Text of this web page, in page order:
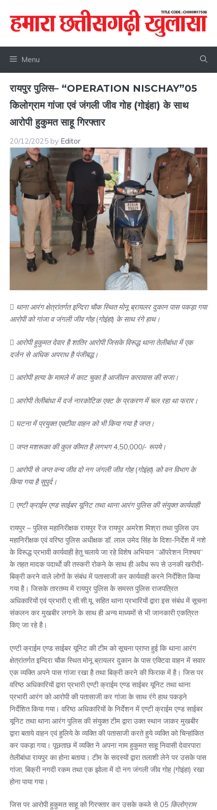
content
Menu
रायपुर पुलिस– “OPERATION NISCHAY”05
किलोग्राम गांजा एवं जंगली जीव गोह (गोइंहा) के साथ
आरोपी हुकुमत साहू गिरफ्तार
20/12/2025 by Editor
 थाना आरंग क्षेत्रांतर्गत इन्दिरा चौक स्थित मोनू ब्रायलर दुकान पास पकड़ा गया
आरोपी को गांजा व जंगली जीव गोह (गोइंहा) के साथ रंगे हाथ।
 आरोपी हुकुमत देवार है शातिर आरोपी जिसके विरूद्ध थाना तेलीबांधा में एक
दर्जन से अधिक अपराध है पंजीबद्ध।
 आरोपी हत्या के मामले में काट चुका है आजीवन कारावास की सजा।
 आरोपी तेलीबांधा में दर्ज नारकोटिक एक्ट के प्रकरण में चल रहा था फरार।
 घटना में प्रयुक्त एक्टीवा वाहन को भी किया गया है जप्त।
 जप्त मशरूका की कुल कीमत है लगभग 4,50,000/- रूपये।
 आरोपी से जप्त वन्य जीव दो नग जंगली जीव गोह (गोइंहा) को वन विभाग के
किया गया है सुपुर्द।
 एण्टी क्राईम एण्ड साईबर यूनिट तथा थाना आरंग पुलिस की संयुक्त कार्यवाही
रायपुर – पुलिस महानिरीक्षक रायपुर रेंज रायपुर अमरेश मिश्रा तथा पुलिस उप
महानिरीक्षक एवं वरिष्ठ पुलिस अधीक्षक डॉ. लाल उमेद सिंह के दिशा-निर्देश में नशे
के विरूद्ध प्रभावी कार्यवाही हेतु चलाये जा रहे विशेष अभियान ‘‘ऑपरेशन निश्चय‘‘
के तहत मादक पदार्थाे की तस्करी रोकने के साथ ही अवैध रूप से उनकी खरीदी-
बिक्री करने वाले लोगों के संबंध में पतासाजी कर कार्यवाही करने निर्देशित किया
गया है। जिसके तारतम्य में रायपुर पुलिस के समस्त पुलिस राजपत्रित
अधिकारियों एवं प्रभारी ए.सी.सी.यू. सहित थाना प्रभारियों द्वारा इस संबंध में सूचना
संकलन कर मुखबीर लगाने के साथ ही अन्य माध्यमों से भी जानकारी एकत्रित
किए जा रहे है।
एण्टी क्राईम एण्ड साईबर यूनिट की टीम को सूचना प्राप्त हुई कि थाना आरंग
क्षेत्रांतर्गत इन्दिरा चौक स्थित मोनू ब्रायलर दुकान के पास एक्टिवा वाहन में सवार
एक व्यक्ति अपने पास गांजा रखा है तथा बिक्री करने की फिराक में है। जिस पर
वरिष्ठ अधिकारियों द्वारा प्रभारी एण्टी क्राईम एण्ड साईबर यूनिट तथा थाना
प्रभारी आरंग को आरोपी की पतासाजी कर गांजा के साथ रंगे हाथ पकड़ने
निर्देशित किया गया। वरिष्ठ अधिकारियों के निर्देशन में एण्टी क्राईम एण्ड साईबर
यूनिट तथा थाना आरंग पुलिस की संयुक्त टीम द्वारा उक्त स्थान जाकर मुखबीर
द्वारा बताये वाहन एवं हुलिये के व्यक्ति की पतासाजी करते हुये व्यक्ति को चिन्हांकित
कर पकड़ा गया। पूछताछ में व्यक्ति ने अपना नाम हुकुमत साहू निवासी देवारपारा
तेलीबांधा रायपुर का होना बताया। टीम के सदस्यों द्वारा तलाशी लेने पर उसके पास
गांजा, बिक्री नगदी रकम तथा एक झोला में दो नग जंगली जीव गोह (गोइंहा) रखा
होना पाया गया।
जिस पर आरोपी हुकुमत साहू को गिरफ्तार कर उसके कब्जे से 05 किलोग्राम